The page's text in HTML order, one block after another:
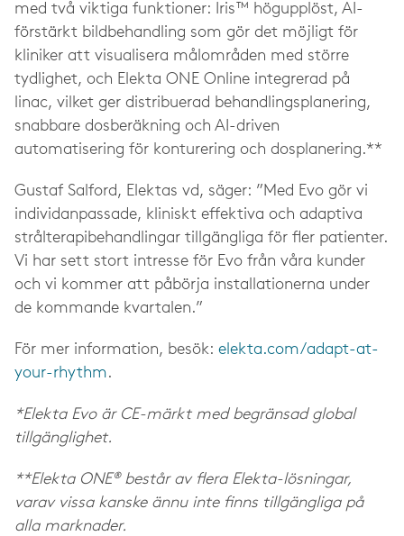
med två viktiga funktioner: Iris™ högupplöst, AI-
förstärkt bildbehandling som gör det möjligt för
kliniker att visualisera målområden med större
tydlighet, och Elekta ONE Online integrerad på
linac, vilket ger distribuerad behandlingsplanering,
snabbare dosberäkning och AI-driven
automatisering för konturering och dosplanering.**
Gustaf Salford, Elektas vd, säger: ”Med Evo gör vi
individanpassade, kliniskt effektiva och adaptiva
strålterapibehandlingar tillgängliga för fler patienter.
Vi har sett stort intresse för Evo från våra kunder
och vi kommer att påbörja installationerna under
de kommande kvartalen.”
För mer information, besök: elekta.com/adapt-at-
your-rhythm.
*Elekta Evo är CE-märkt med begränsad global
tillgänglighet.
**Elekta ONE® består av flera Elekta-lösningar,
varav vissa kanske ännu inte finns tillgängliga på
alla marknader.